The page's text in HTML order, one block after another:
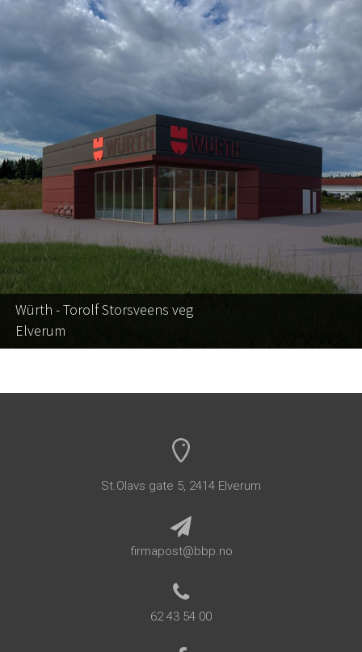
Würth - Torolf Storsveens veg
Elverum
St.Olavs gate 5, 2414 Elverum
firmapost@bbp.no
62 43 54 00